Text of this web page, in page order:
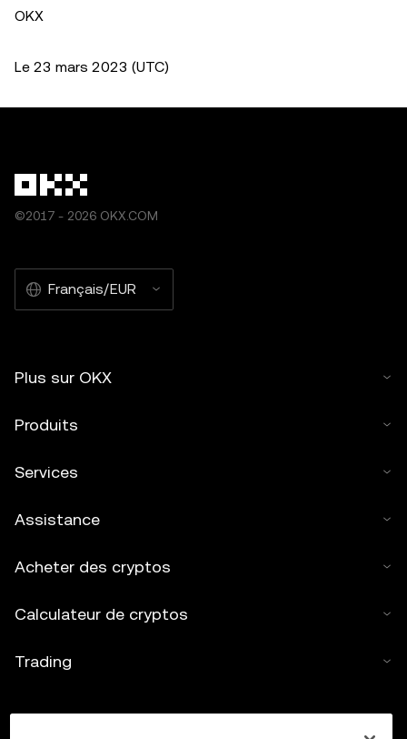
OKX
Le 23 mars 2023 (UTC)
©2017 - 2026 OKX.COM
Français/EUR
Plus sur OKX
Produits
Services
Assistance
Acheter des cryptos
Calculateur de cryptos
Trading